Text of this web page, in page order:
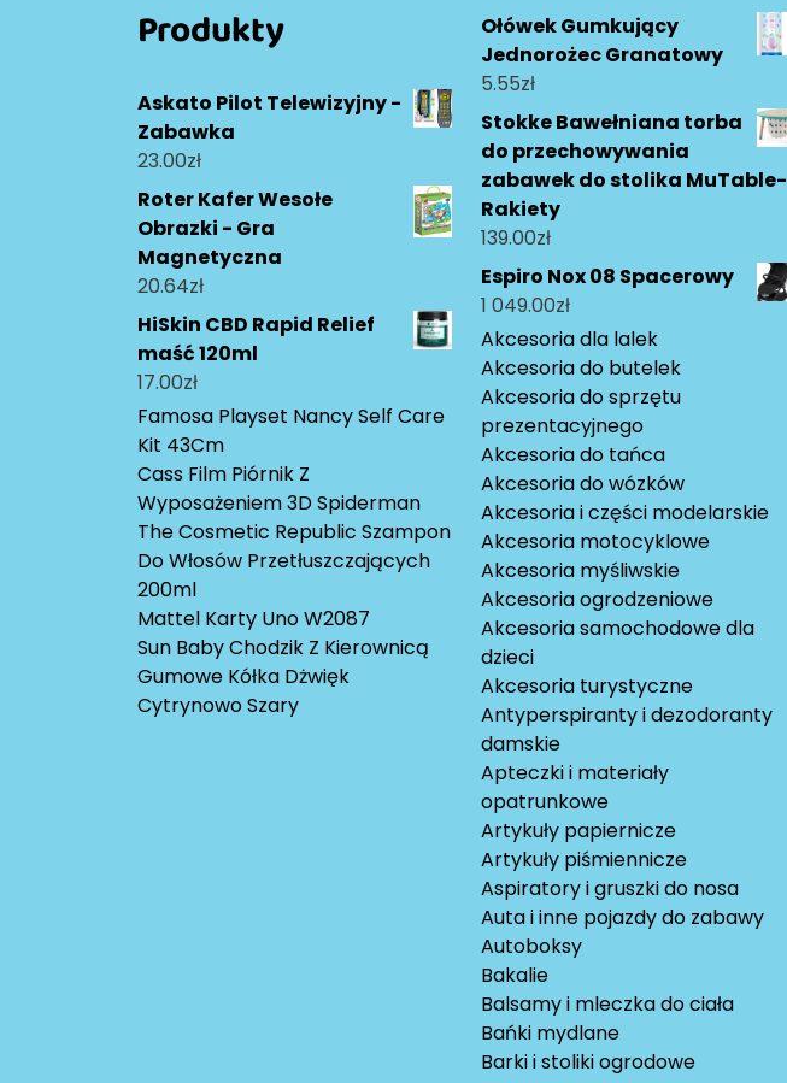
Produkty
Askato Pilot Telewizyjny -
Zabawka
23.00zł
Roter Kafer Wesołe
Obrazki - Gra
Magnetyczna
20.64zł
HiSkin CBD Rapid Relief
maść 120ml
17.00zł
Famosa Playset Nancy Self Care
Kit 43Cm
Cass Film Piórnik Z
Wyposażeniem 3D Spiderman
The Cosmetic Republic Szampon
Do Włosów Przetłuszczających
200ml
Mattel Karty Uno W2087
Sun Baby Chodzik Z Kierownicą
Gumowe Kółka Dżwięk
Cytrynowo Szary
Ołówek Gumkujący
Jednorożec Granatowy
5.55zł
Stokke Bawełniana torba
do przechowywania
zabawek do stolika MuTable-
Rakiety
139.00zł
Espiro Nox 08 Spacerowy
1 049.00zł
Akcesoria dla lalek
Akcesoria do butelek
Akcesoria do sprzętu
prezentacyjnego
Akcesoria do tańca
Akcesoria do wózków
Akcesoria i części modelarskie
Akcesoria motocyklowe
Akcesoria myśliwskie
Akcesoria ogrodzeniowe
Akcesoria samochodowe dla
dzieci
Akcesoria turystyczne
Antyperspiranty i dezodoranty
damskie
Apteczki i materiały
opatrunkowe
Artykuły papiernicze
Artykuły piśmiennicze
Aspiratory i gruszki do nosa
Auta i inne pojazdy do zabawy
Autoboksy
Bakalie
Balsamy i mleczka do ciała
Bańki mydlane
Barki i stoliki ogrodowe